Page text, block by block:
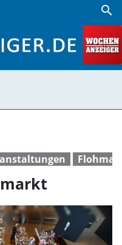
search